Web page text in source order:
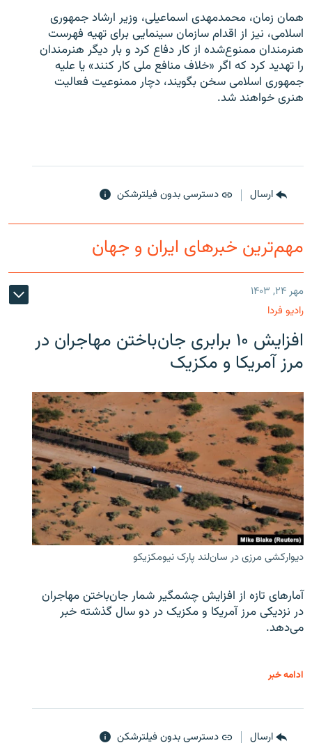
همان زمان،‌ محمدمهدی اسماعیلی، وزیر ارشاد جمهوری
اسلامی، نیز از اقدام سازمان سینمایی برای تهیه فهرست
هنرمندان ممنوع‌شده از کار دفاع کرد و بار دیگر هنرمندان
را تهدید کرد که اگر «خلاف منافع ملی کار کنند» یا علیه
جمهوری اسلامی سخن بگویند، دچار ممنوعیت فعالیت
هنری خواهند شد.
ارسال دسترسی بدون فیلترشکن
مهم‌ترین خبرهای ایران و جهان
مهر ۲۴, ۱۴۰۳
رادیو فردا
افزایش ۱۰ برابری جان‌باختن مهاجران در
مرز آمریکا و مکزیک
دیوارکشی مرزی در سان‌لند پارک نیومکزیکو
آمارهای تازه از افزایش چشمگیر شمار جان‌باختن مهاجران
در نزدیکی مرز آمریکا و مکزیک در دو سال گذشته خبر
می‌دهد.
ادامه خبر
ارسال دسترسی بدون فیلترشکن